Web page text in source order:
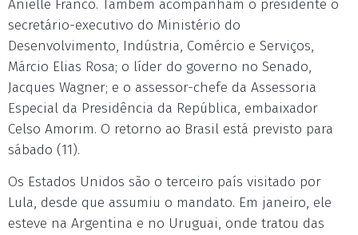
Anielle Franco. Também acompanham o presidente o
secretário-executivo do Ministério do
Desenvolvimento, Indústria, Comércio e Serviços,
Márcio Elias Rosa; o líder do governo no Senado,
Jacques Wagner; e o assessor-chefe da Assessoria
Especial da Presidência da República, embaixador
Celso Amorim. O retorno ao Brasil está previsto para
sábado (11).
Os Estados Unidos são o terceiro país visitado por
Lula, desde que assumiu o mandato. Em janeiro, ele
esteve na Argentina e no Uruguai, onde tratou das